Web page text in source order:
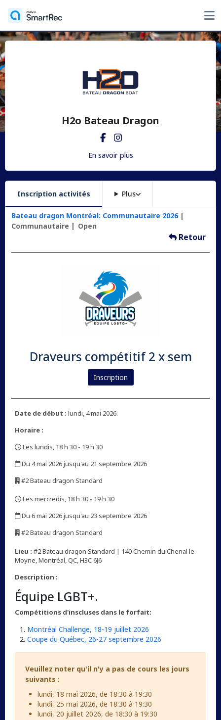
H2o Bateau Dragon
En savoir plus
Inscription activités Plus
Bateau dragon Montréal: Communautaire 2026
Communautaire
Open
Retour
Draveurs compétitif 2 x sem
Inscription
Date de début : lundi, 4 mai 2026.
Horaire :
Les lundis, 18 h 30 - 19 h 30
Du 4 mai 2026 jusqu'au 21 septembre 2026
#2 Bateau dragon Standard
Les mercredis, 18 h 30 - 19 h 30
Du 6 mai 2026 jusqu'au 23 septembre 2026
#2 Bateau dragon Standard
Lieu : #2 Bateau dragon Standard | 140 Chemin du Chenal le
Moyne, Montréal, QC, H3C 6J6
Description :
Équipe LGBT+.
Compétitions d'inscluses dans le forfait:
Montréal Challenge, 18-19 juillet 2026
Coupe du Québec, 26-27 septembre 2026
Veuillez noter qu'il n'y a pas de cours les jours
suivants :
lundi, 18 mai 2026, de 18:30 à 19:30
lundi, 25 mai 2026, de 18:30 à 19:30
lundi, 20 juillet 2026, de 18:30 à 19:30